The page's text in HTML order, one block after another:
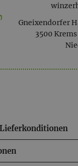
Gneixendorfer
3500